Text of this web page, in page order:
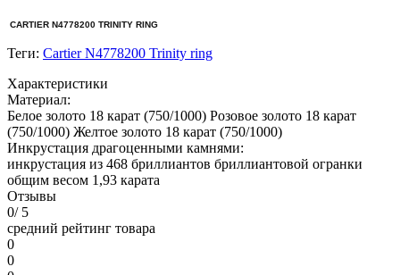
CARTIER N4778200 TRINITY RING
Теги: Cartier N4778200 Trinity ring
Характеристики
Материал:
Белое золото 18 карат (750/1000) Розовое золото 18 карат
(750/1000) Желтое золото 18 карат (750/1000)
Инкрустация драгоценными камнями:
инкрустация из 468 бриллиантов бриллиантовой огранки
общим весом 1,93 карата
Отзывы
0/ 5
средний рейтинг товара
0
0